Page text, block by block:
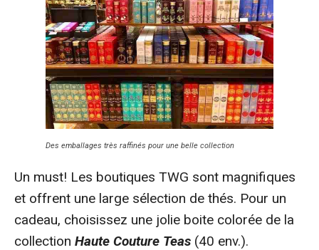
Des emballages très raffinés pour une belle collection
Un must! Les boutiques TWG sont magnifiques
et offrent une large sélection de thés. Pour un
cadeau, choisissez une jolie boite colorée de la
collection Haute Couture Teas (40 env.).